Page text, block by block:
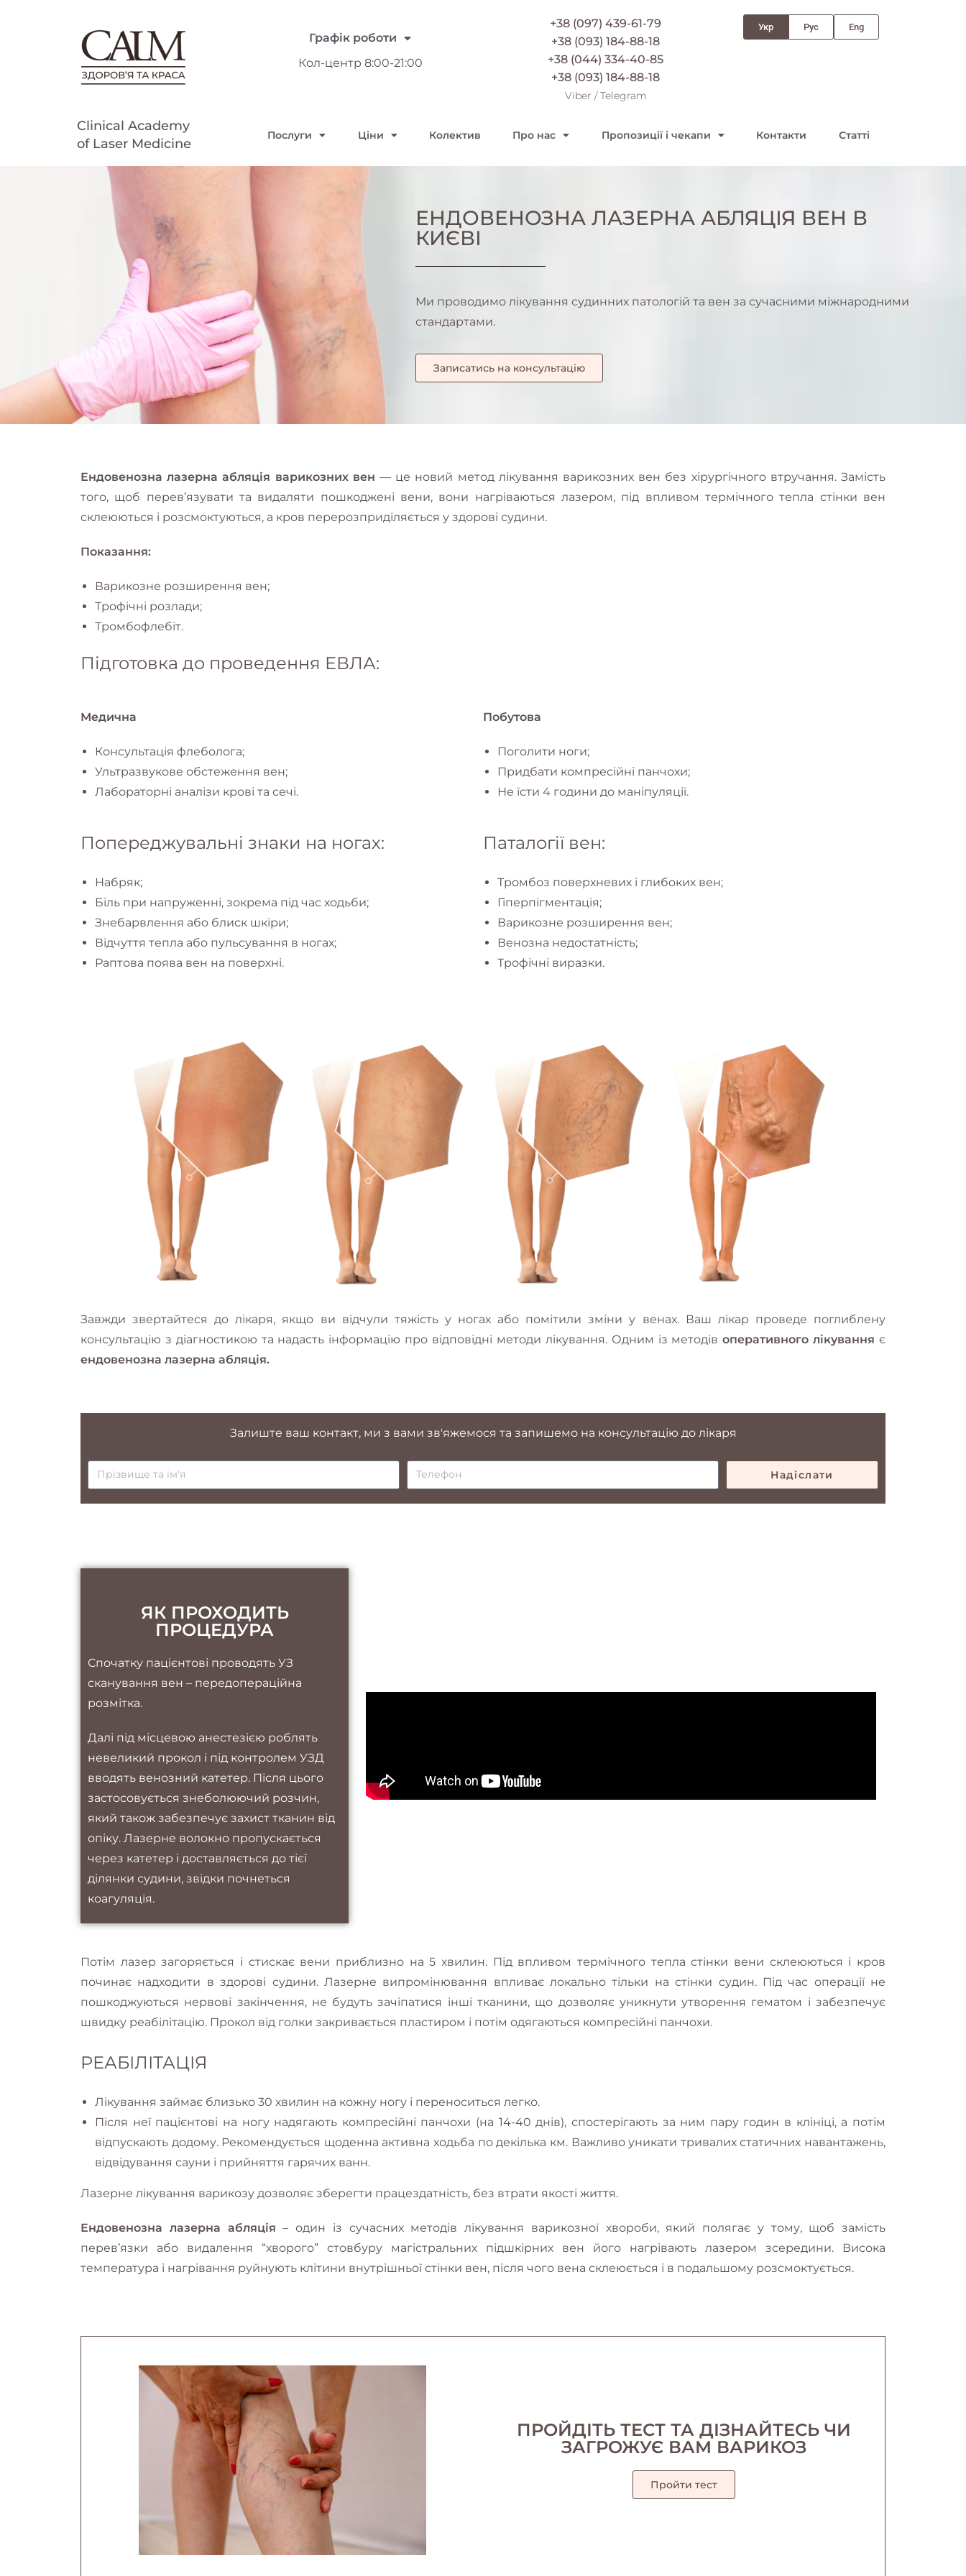
Графік роботи
Кол-центр 8:00-21:00
+38 (097) 439-61-79
+38 (093) 184-88-18
+38 (044) 334-40-85
+38 (093) 184-88-18
Viber /Telegram
Укр Рус Eng
Clinical Academy
of Laser Medicine
Послуги Ціни Колектив Про нас Пропозиції і чекапи Контакти Статті
ЕНДОВЕНОЗНА ЛАЗЕРНА АБЛЯЦІЯ ВЕН В
КИЄВІ
Ми проводимо лікування судинних патологій та вен за сучасними міжнародними
стандартами.
Записатись на консультацію
Ендовенозна лазерна абляція варикозних вен — це новий метод лікування варикозних вен без хірургічного втручання. Замість
того, щоб перев’язувати та видаляти пошкоджені вени, вони нагріваються лазером, під впливом термічного тепла стінки вен
склеюються і розсмоктуються, а кров перерозприділяється у здорові судини.
Показання:
Варикозне розширення вен;
Трофічні розлади;
Тромбофлебіт.
Підготовка до проведення ЕВЛА:
Медична
Консультація флеболога;
Ультразвукове обстеження вен;
Лабораторні аналізи крові та сечі.
Побутова
Поголити ноги;
Придбати компресійні панчохи;
Не їсти 4 години до маніпуляції.
Попереджувальні знаки на ногах:
Набряк;
Біль при напруженні, зокрема під час ходьби;
Знебарвлення або блиск шкіри;
Відчуття тепла або пульсування в ногах;
Раптова поява вен на поверхні.
Паталогії вен:
Тромбоз поверхневих і глибоких вен;
Гіперпігментація;
Варикозне розширення вен;
Венозна недостатність;
Трофічні виразки.
Завжди звертайтеся до лікаря, якщо ви відчули тяжість у ногах або помітили зміни у венах. Ваш лікар проведе поглиблену
консультацію з діагностикою та надасть інформацію про відповідні методи лікування. Одним із методівоперативного лікування є
ендовенозна лазерна абляція.
Залиште ваш контакт, ми з вами зв'яжемося та запишемо на консультацію до лікаря
Надіслати
ЯК ПРОХОДИТЬ
ПРОЦЕДУРА
Спочатку пацієнтові проводять УЗ
сканування вен – передопераційна
розмітка.
Далі під місцевою анестезією роблять
невеликий прокол і під контролем УЗД
вводять венозний катетер. Після цього
застосовується знеболюючий розчин,
який також забезпечує захист тканин від
опіку. Лазерне волокно пропускається
через катетер і доставляється до тієї
ділянки судини, звідки почнеться
коагуляція.
Потім лазер загоряється і стискає вени приблизно на 5 хвилин. Під впливом термічного тепла стінки вени склеюються і кров
починає надходити в здорові судини. Лазерне випромінювання впливає локально тільки на стінки судин. Під час операції не
пошкоджуються нервові закінчення, не будуть зачіпатися інші тканини, що дозволяє уникнути утворення гематом і забезпечує
швидку реабілітацію. Прокол від голки закривається пластиром і потім одягаються компресійні панчохи.
РЕАБІЛІТАЦІЯ
Лікування займає близько 30 хвилин на кожну ногу і переноситься легко.
Після неї пацієнтові на ногу надягають компресійні панчохи (на 14-40 днів), спостерігають за ним пару годин в клініці, а потім
відпускають додому. Рекомендується щоденна активна ходьба по декілька км. Важливо уникати тривалих статичних навантажень,
відвідування сауни і прийняття гарячих ванн.
Лазерне лікування варикозу дозволяє зберегти працездатність, без втрати якості життя.
Ендовенозна лазерна абляція – один із сучасних методів лікування варикозної хвороби, який полягає у тому, щоб замість
перев’язки або видалення “хворого” стовбуру магістральних підшкірних вен його нагрівають лазером зсередини. Висока
температура і нагрівання руйнують клітини внутрішньої стінки вен, після чого вена склеюється і в подальшому розсмоктується.
ПРОЙДІТЬ ТЕСТ ТА ДІЗНАЙТЕСЬ ЧИ
ЗАГРОЖУЄ ВАМ ВАРИКОЗ
Пройти тест